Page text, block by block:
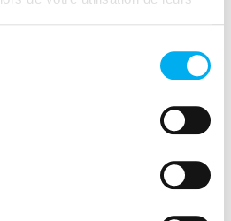
(rating d’endettement,
avez-vous adapté votre
compte des conséquences